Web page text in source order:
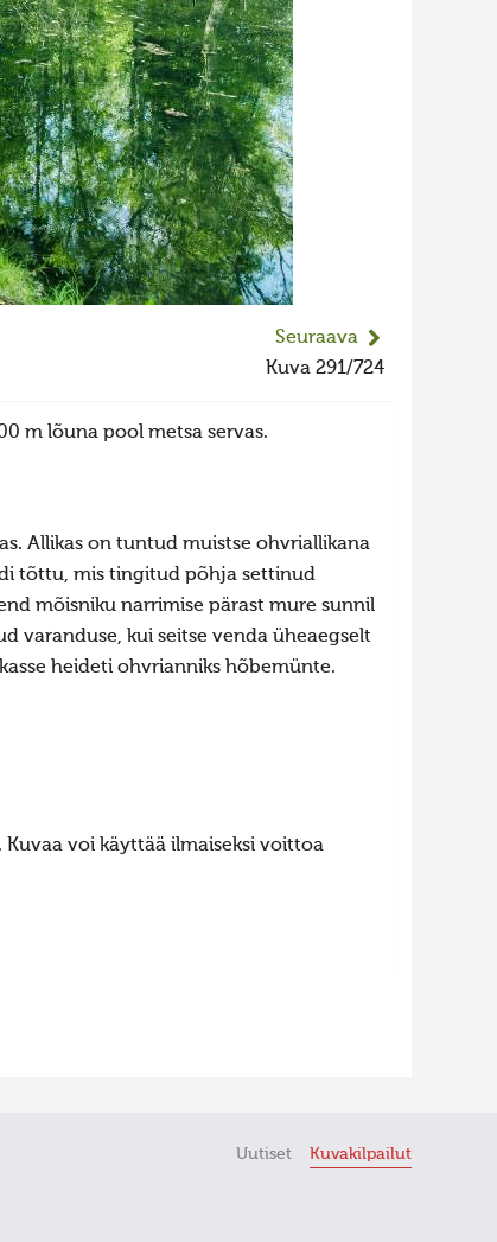
Seuraava
Kuva 291/724
m lõuna pool metsa servas.
Allikas on tuntud muistse ohvriallikana
tõttu, mis tingitud põhja settinud
mõisniku narrimise pärast mure sunnil
varanduse, kui seitse venda üheaegselt
heideti ohvrianniks hõbemünte.
voi käyttää ilmaiseksi voittoa
Uutiset Kuvakilpailut